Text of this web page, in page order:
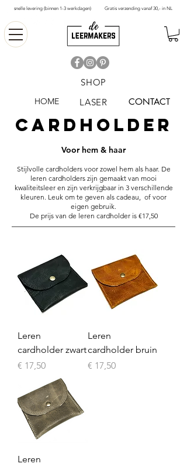
snelle levering (binnen 1-3 werkdagen) Gratis verzending vanaf 30,- in NL
HOME CONTACT
LASER
SHOP
Cardholder​
Voor hem & haar
Stijlvolle cardholders voor zowel hem als haar. De
leren cardholders zijn gemaakt van mooi
kwaliteitsleer en zijn verkrijgbaar in 3 verschillende
kleuren. Leuk om te geven als cadeau, of voor
eigen gebruik.
De prijs van de leren cardholder is €17,50
Leren
cardholder zwart
Prijs
€ 17,50
Leren
cardholder bruin
Prijs
€ 17,50
Leren